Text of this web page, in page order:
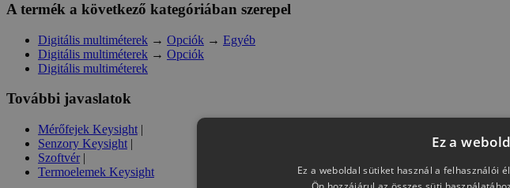
A termék a következő kategóriában szerepel
Digitális multiméterek → Opciók → Egyéb
Digitális multiméterek → Opciók
Digitális multiméterek
További javaslatok
Mérőfejek Keysight |
Senzory Keysight |
Szoftvér |
Termoelemek Keysight
Ez a
Ez a weboldal sütiket használ a felhasználói